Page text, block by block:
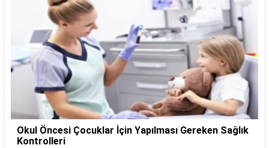
Okul Öncesi Çocuklar İçin Yapılması Gereken Sağlık
Kontrolleri